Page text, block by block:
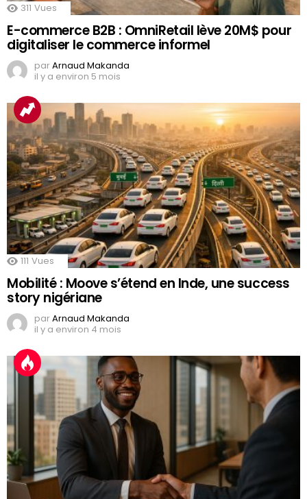
311 Vues
E-commerce B2B : OmniRetail lève 20M$ pour
digitaliser le commerce informel
parArnaud Makanda
il y a environ 5 mois
111 Vues
Mobilité : Moove s’étend en Inde, une success
story nigériane
parArnaud Makanda
il y a environ 4 mois